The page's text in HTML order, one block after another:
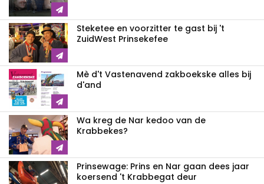
Steketee en voorzitter te gast bij 't
ZuidWest Prinsekefee
Mè d't Vastenavend zakboekske alles bij
d'and
Wa kreg de Nar kedoo van de
Krabbekes?
Prinsewage: Prins en Nar gaan dees jaar
koersend 't Krabbegat deur